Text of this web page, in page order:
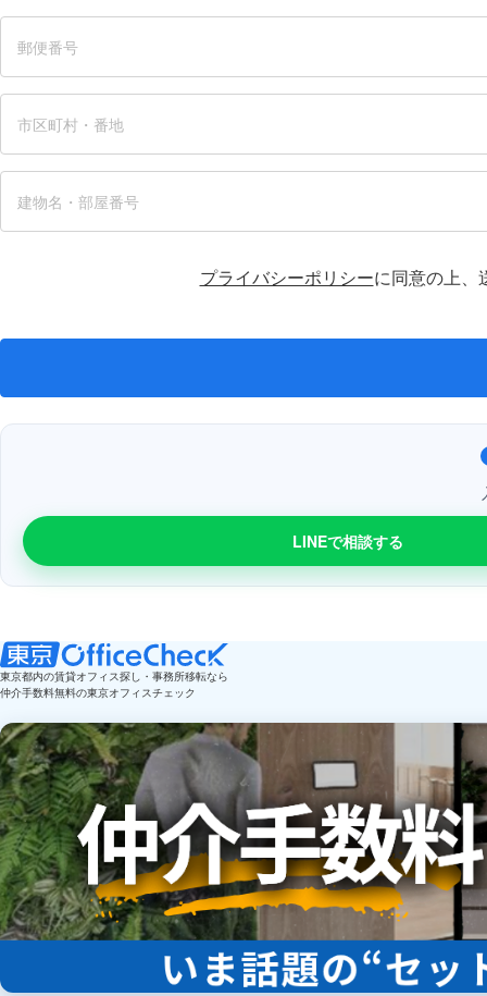
プライバシーポリシーに同意の上、
LINEで相談する
東京都内の賃貸オフィス探し・事務所移転なら
仲介手数料無料の東京オフィスチェック